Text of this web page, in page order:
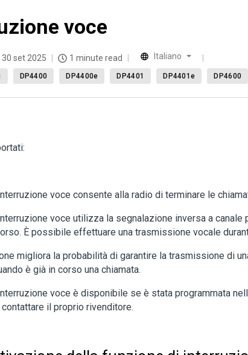
voce
30 set 2025 1 minute read Italiano
DP4400 DP4400e DP4401 DP4401e DP4600
voce consente alla radio di terminare le
voce utilizza la segnalazione inversa a canale
È possibile effettuare una trasmissione vocale
migliora la probabilità di garantire la trasmissione di
è già in corso una chiamata.
voce è disponibile se è stata programmata
il proprio rivenditore.